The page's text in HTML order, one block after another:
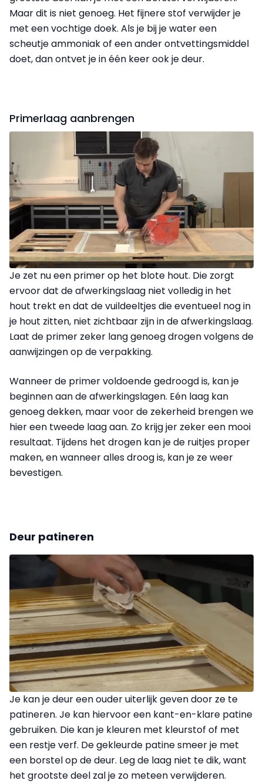
Maar dit is niet genoeg. Het fijnere stof verwijder je
met een vochtige doek. Als je bij je water een
scheutje ammoniak of een ander ontvettingsmiddel
doet, dan ontvet je in één keer ook je deur.
Primerlaag aanbrengen
Je zet nu een primer op het blote hout. Die zorgt
ervoor dat de afwerkingslaag niet volledig in het
hout trekt en dat de vuil­deeltjes die eventueel nog in
je hout zitten, niet zichtbaar zijn in de afwerkingslaag.
Laat de primer zeker lang genoeg drogen volgens de
aanwijzingen op de verpakking.
Wanneer de primer voldoende gedroogd is, kan je
beginnen aan de afwerkingslagen. Eén laag kan
genoeg dekken, maar voor de zekerheid brengen we
hier een tweede laag aan. Zo krijg jer zeker een mooi
resultaat. Tijdens het drogen kan je de ruitjes proper
maken, en wanneer alles droog is, kan je ze weer
bevestigen.
Deur patineren
Je kan je deur een ouder uiterlijk geven door ze te
patineren. Je kan hiervoor een kant-en-klare patine
gebruiken. Die kan je kleuren met kleurstof of met
een restje verf. De gekleurde patine smeer je met
een borstel op de deur. Leg de laag niet te dik, want
het grootste deel zal je zo meteen verwijderen.